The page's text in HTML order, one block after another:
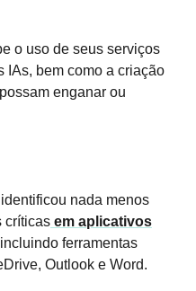
o uso de seus serviços
IAs, bem como a criação
enganar ou
nada menos
críticas em aplicativos
ferramentas
Outlook e Word.